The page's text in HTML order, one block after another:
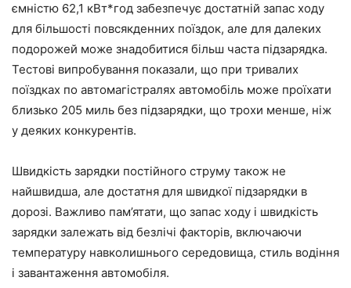
ємністю 62,1 кВт*год забезпечує достатній запас ходу
для більшості повсякденних поїздок, але для далеких
подорожей може знадобитися більш часта підзарядка.
Тестові випробування показали, що при тривалих
поїздках по автомагістралях автомобіль може проїхати
близько 205 миль без підзарядки, що трохи менше, ніж
у деяких конкурентів.
Швидкість зарядки постійного струму також не
найшвидша, але достатня для швидкої підзарядки в
дорозі. Важливо пам’ятати, що запас ходу і швидкість
зарядки залежать від безлічі факторів, включаючи
температуру навколишнього середовища, стиль водіння
і завантаження автомобіля.